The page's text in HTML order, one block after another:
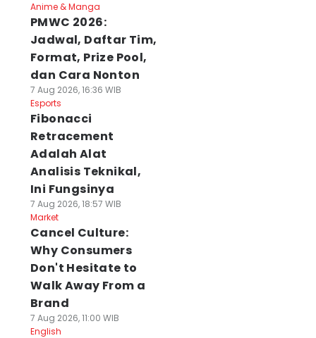
Anime & Manga
PMWC 2026:
Jadwal, Daftar Tim,
Format, Prize Pool,
dan Cara Nonton
7 Aug 2026, 16:36 WIB
Esports
Fibonacci
Retracement
Adalah Alat
Analisis Teknikal,
Ini Fungsinya
7 Aug 2026, 18:57 WIB
Market
Cancel Culture:
Why Consumers
Don't Hesitate to
Walk Away From a
Brand
7 Aug 2026, 11:00 WIB
English